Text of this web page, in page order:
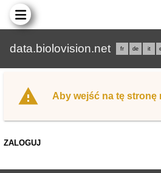
data.biolovision.net fr de it
Aby wejść na tę stronę
ZALOGUJ